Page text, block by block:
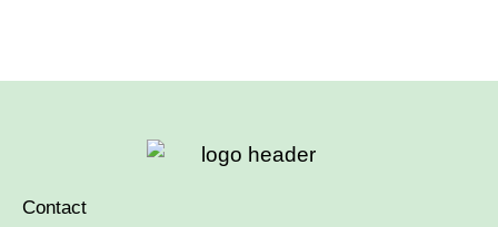
Contact